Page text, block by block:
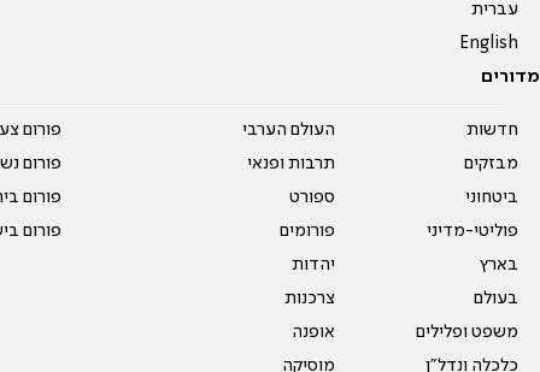
עברית
English
מדורים
חדשות
מבזקים
ביטחוני
פוליטי-מדיני
בארץ
בעולם
משפט ופלילים
כלכלה ונדל"ן
העולם הערבי
תרבות ופנאי
ספורט
פורומים
יהדות
צרכנות
אופנה
מוסיקה
פורום
פורום
פורום
פורום